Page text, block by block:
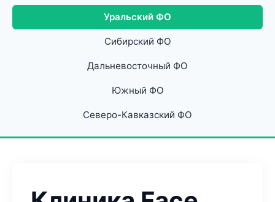
Уральский ФО
Сибирский ФО
Дальневосточный ФО
Южный ФО
Северо-Кавказский ФО